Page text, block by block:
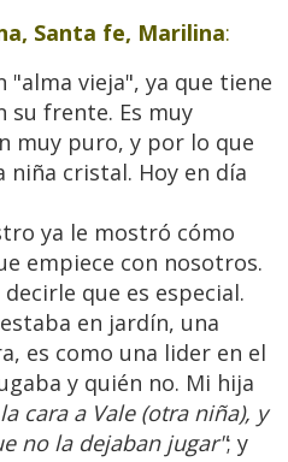
Santa fe, Marilina:
"alma vieja", ya que tiene
su frente. Es muy
muy puro, y por lo que
niña cristal. Hoy en día
ya le mostró cómo
empiece con nosotros.
que es especial.
en jardín, una
es como una lider en el
y quién no. Mi hija
cara a Vale (otra niña), y
no la dejaban jugar"; y